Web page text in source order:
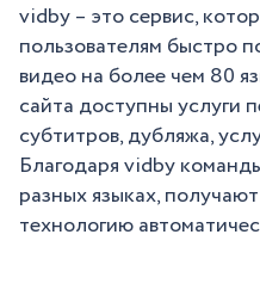
vidby – это сервис,
пользователям быстро
видео на более чем 80
сайта доступны услуги
субтитров, дубляжа,
Благодаря vidby
разных языках,
технологию